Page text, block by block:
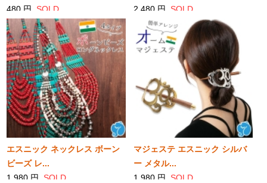
480 円 SOLD
2,480 円 SOLD
エスニック ネックレス ボーン
ビーズ レ...
1,980 円 SOLD
マジェステ エスニック シルバ
ー メタル...
1,980 円 SOLD